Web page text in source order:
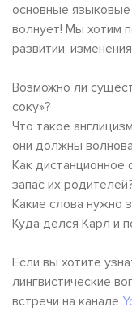
основные
волнует! Мы хотим
развитии,
Возможно ли
соку»?
Что такое
они должны
Как дистанционное
запас их
Какие слова нужно
Куда делся Карл и
Если вы хотите
лингвистические
встречи на канале